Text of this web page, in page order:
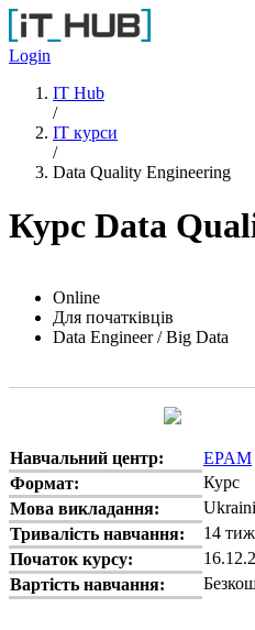
Перейти до основного вмісту
Login
IT Hub
/
IT курси
/
Data Quality Engineering
Курс Data
Online
Для початківців
Data Engineer / Big Data
Навчальний центр:
EPAM
Формат:
Курс
Мова викладання:
Тривалість навчання:
14
Початок курсу:
Вартість навчання: